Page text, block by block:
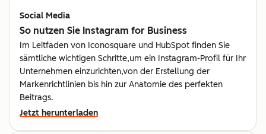
Social Media
So nutzen Sie Instagram for Business
Im Leitfaden von Iconosquare und HubSpot finden Sie
sämtliche wichtigen Schritte,um ein Instagram-Profil für Ihr
Unternehmen einzurichten,von der Erstellung der
Markenrichtlinien bis hin zur Anatomie des perfekten
Beitrags.
Jetzt herunterladen